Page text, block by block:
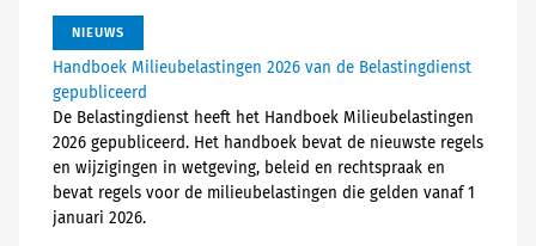
NIEUWS
Handboek Milieubelastingen 2026 van de Belastingdienst
gepubliceerd
De Belastingdienst heeft het Handboek Milieubelastingen
2026 gepubliceerd. Het handboek bevat de nieuwste regels
en wijzigingen in wetgeving, beleid en rechtspraak en
bevat regels voor de milieubelastingen die gelden vanaf 1
januari 2026.